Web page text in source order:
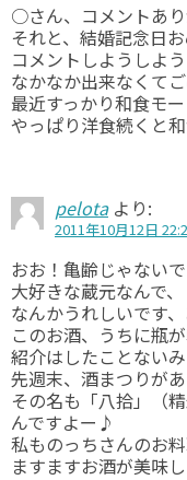
○さん、コメントあり
それと、結婚記念日
コメントしようしよ
なかなか出来なくて
最近すっかり和食モ
やっぱり洋食続くと
pelota より:
2011年10月12日
おお！亀齢じゃない
大好きな蔵元なんで、
なんかうれしいです
このお酒、うちに瓶
紹介はしたことないみ
先週末、酒まつりが
その名も「八拾」（
んですよー♪
私ものっちさんのお
ますますお酒が美味